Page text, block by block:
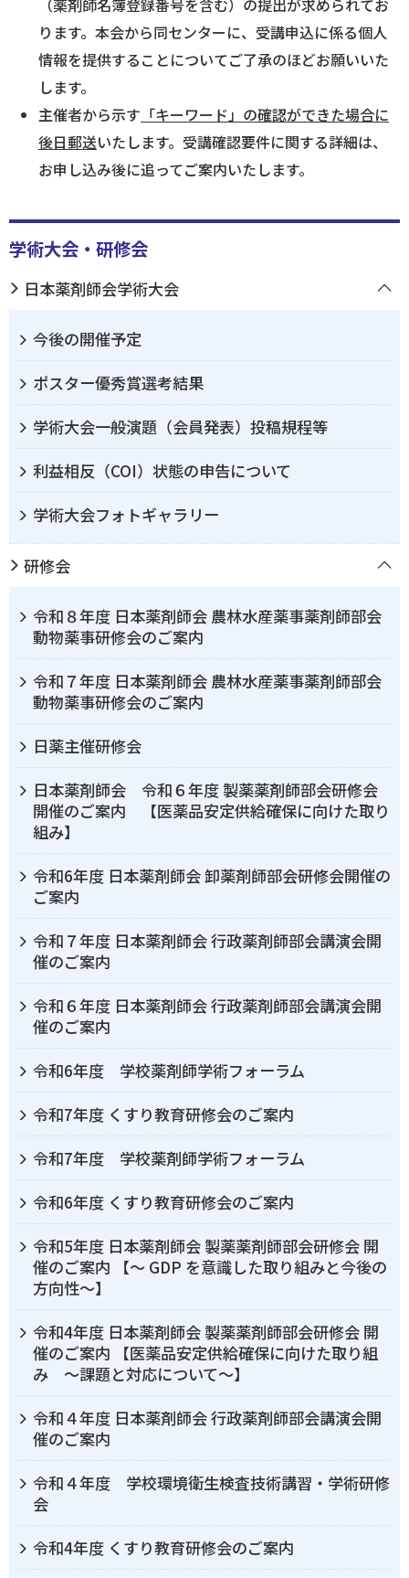
（薬剤師名簿登録番号を含む）の提出が求められてお
ります。本会から同センターに、受講申込に係る個人
情報を提供することについてご了承のほどお願いいた
します。
主催者から示す 「キーワード」の確認ができた場合に
後日郵送いたします。受講確認要件に関する詳細は、
お申し込み後に追ってご案内いたします。
学術大会・研修会
日本薬剤師会学術大会
今後の開催予定
ポスター優秀賞選考結果
学術大会一般演題（会員発表）投稿規程等
利益相反（COI）状態の申告について
学術大会フォトギャラリー
研修会
令和８年度 日本薬剤師会 農林水産薬事薬剤師部会
動物薬事研修会のご案内
令和７年度 日本薬剤師会 農林水産薬事薬剤師部会
動物薬事研修会のご案内
日薬主催研修会
日本薬剤師会 令和６年度 製薬薬剤師部会研修会
開催のご案内 【医薬品安定供給確保に向けた取り
組み】
令和6年度 日本薬剤師会 卸薬剤師部会研修会開催の
ご案内
令和７年度 日本薬剤師会 行政薬剤師部会講演会開
催のご案内
令和６年度 日本薬剤師会 行政薬剤師部会講演会開
催のご案内
令和6年度 学校薬剤師学術フォーラム
令和7年度 くすり教育研修会のご案内
令和7年度 学校薬剤師学術フォーラム
令和6年度 くすり教育研修会のご案内
令和5年度 日本薬剤師会 製薬薬剤師部会研修会 開
催のご案内 【～ GDP を意識した取り組みと今後の
方向性～】
令和4年度 日本薬剤師会 製薬薬剤師部会研修会 開
催のご案内 【医薬品安定供給確保に向けた取り組
み ～課題と対応について～】
令和４年度 日本薬剤師会 行政薬剤師部会講演会開
催のご案内
令和４年度 学校環境衛生検査技術講習・学術研修
会
令和4年度 くすり教育研修会のご案内